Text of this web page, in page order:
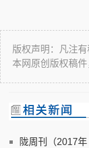
版权声明：凡注
本网原创版权稿件
陇周刊（2017年